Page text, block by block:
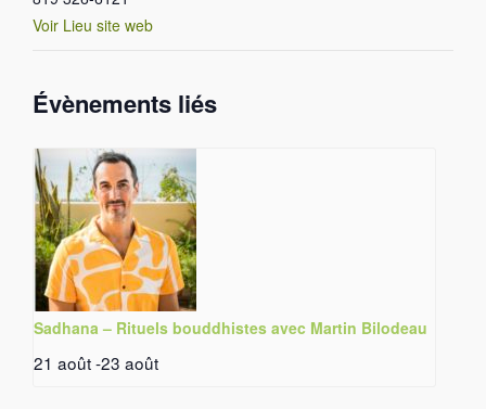
Voir Lieu site web
Évènements liés
Sadhana – Rituels bouddhistes avec Martin Bilodeau
21 août-23 août